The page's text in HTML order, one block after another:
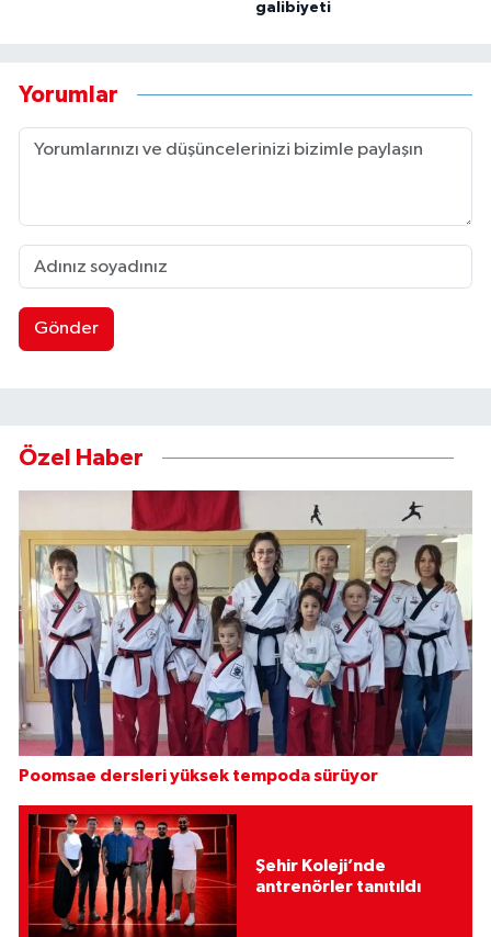
galibiyeti
Yorumlar
Gönder
Özel Haber
Poomsae dersleri yüksek tempoda sürüyor
Şehir Koleji’nde
antrenörler tanıtıldı